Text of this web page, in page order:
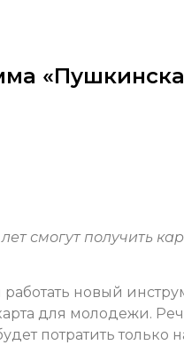
смогут получить
работать новый
для молодежи.
потратить только